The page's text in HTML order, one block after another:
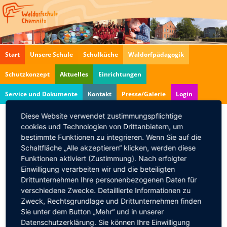
Start Unsere Schule Schulküche Waldorfpädagogik
Schutzkonzept Aktuelles Einrichtungen
Service und Dokumente Kontakt Presse/Galerie Login
Sommerkonzert
14.06.2025
Einladung zum Sommerkonzert
Der Motettenchor der Waldorfschule Chemnitz und
seine Solisten sowie Schüler der Klassen 3 bis 10
musizieren und laden herzlich zum diesjährigen
Sommerkonzert ein.
Diese Website verwendet zustimmungspflichtige
cookies und Technologien von Drittanbietern, um
bestimmte Funktionen zu integrieren. Wenn Sie auf die
Schaltfläche „Alle akzeptieren“ klicken, werden diese
Funktionen aktiviert (Zustimmung). Nach erfolgter
Einwilligung verarbeiten wir und die beteiligten
Drittunternehmen Ihre personenbezogenen Daten für
verschiedene Zwecke. Detaillierte Informationen zu
Zweck, Rechtsgrundlage und Drittunternehmen finden
Sie unter dem Button „Mehr“ und in unserer
Datenschutzerklärung. Sie können Ihre Einwilligung